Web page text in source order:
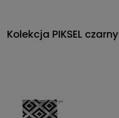
Kolekcja PIKSEL